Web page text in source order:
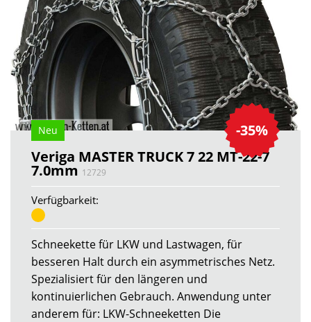
-35%
Neu
Veriga MASTER TRUCK 7 22 MT-22-7
7.0mm 12729
Verfügbarkeit:
Schneekette für LKW und Lastwagen, für
besseren Halt durch ein asymmetrisches Netz.
Spezialisiert für den längeren und
kontinuierlichen Gebrauch. Anwendung unter
anderem für: LKW-Schneeketten Die